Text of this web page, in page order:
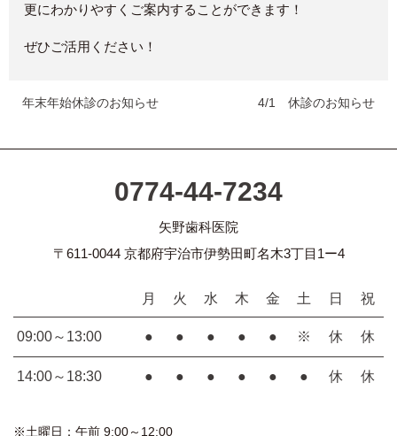
更にわかりやすくご案内することができます！
ぜひご活用ください！
年末年始休診のお知らせ 4/1 休診のお知らせ
0774-44-7234
矢野歯科医院
〒611-0044 京都府宇治市伊勢田町名木3丁目1ー4
月 火 水 木 金 土 日 祝
09:00～13:00 ● ● ● ● ● ※ 休 休
14:00～18:30 ● ● ● ● ● ● 休 休
※土曜日：午前 9:00～12:00